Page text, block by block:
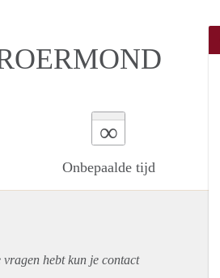
∞
Onbepaalde tijd
hebt kun je contact